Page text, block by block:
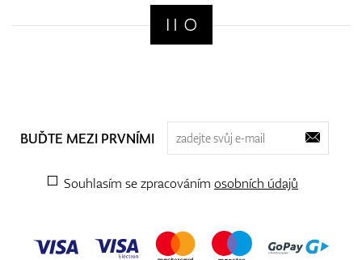
BUĎTE MEZI PRVNÍMI
Souhlasím se zpracováním osobních údajů